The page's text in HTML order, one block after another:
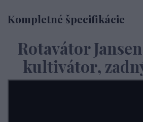
Kompletné špecifikácie
Rotavátor
kultivátor,